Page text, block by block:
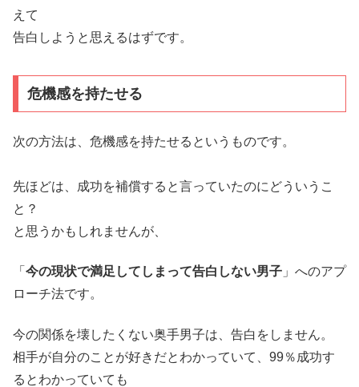
えて
告白しようと思えるはずです。
危機感を持たせる
次の方法は、危機感を持たせるというものです。
先ほどは、成功を補償すると言っていたのにどういうこ
と？
と思うかもしれませんが、
「 今の現状で満足してしまって告白しない男子 」へのアプ
ローチ法です。
今の関係を壊したくない奥手男子は、告白をしません。
相手が自分のことが好きだとわかっていて、99％成功す
るとわかっていても